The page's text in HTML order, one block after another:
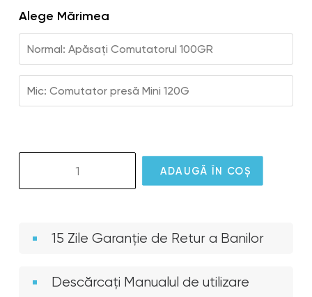
Alege Mărimea
Normal: Apăsați Comutatorul 100GR
Mic: Comutator presă Mini 120G
ADAUGĂ ÎN COȘ
15 Zile Garanție de Retur a Banilor
Descărcați Manualul de utilizare